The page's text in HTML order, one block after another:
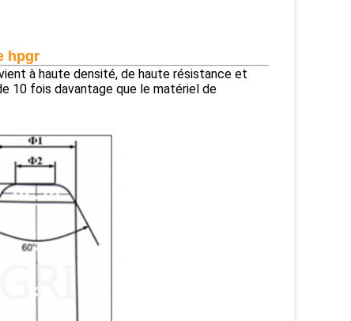
hpgr
à haute densité, de haute résistance et
10 fois davantage que le matériel de